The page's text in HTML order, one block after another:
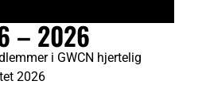
– 2026
i GWCN hjertelig
2026